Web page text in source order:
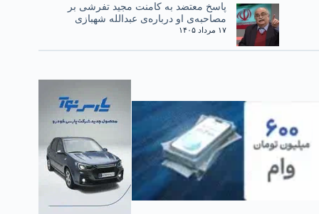
پاسخ معتضد به کامنت مجید تفرشی بر
مصاحبه‌ی او درباره‌ی عبدالله شهبازی
۱۷ مرداد ۱۴۰۵